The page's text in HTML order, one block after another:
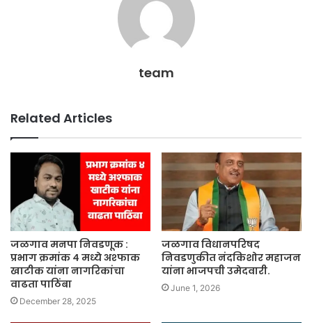
team
Related Articles
जळगाव मनपा निवडणूक :
प्रभाग क्रमांक ४ मध्ये अश्फाक
खाटीक यांना नागरिकांचा
वाढता पाठिंबा
December 28, 2025
जळगाव विधानपरिषद
निवडणुकीत नंदकिशोर महाजन
यांना भाजपची उमेदवारी.
June 1, 2026